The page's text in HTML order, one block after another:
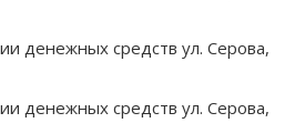
денежных средств ул. Серова,
денежных средств ул. Серова,